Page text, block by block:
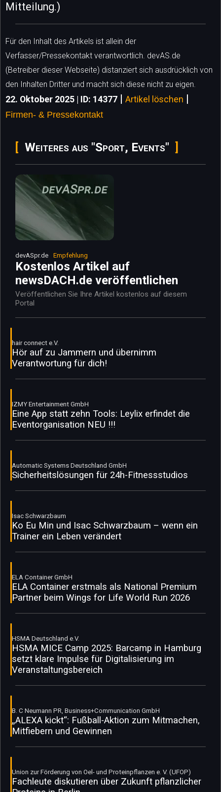
Mitteilung.)
Für den Inhalt des Artikels ist allein der
Verfasser/Pressekontakt verantwortlich. devAS.de
(Betreiber dieser Webseite) distanziert sich ausdrücklich von
den Inhalten Dritter und macht sich diese nicht zu eigen.
22. Oktober 2025 | ID: 14377 | Artikel löschen |
Firmen- & Pressekontakt
Weiteres aus "Sport, Events"
devASpr.de Empfehlung
Kostenlos Artikel auf
newsDACH.de veröffentlichen
Veröffentlichen Sie Ihre Artikel kostenlos auf diesem
Portal
hair connect e.V.
Hör auf zu Jammern und übernimm
Verantwortung für dich!
IZMY Entertainment GmbH
Eine App statt zehn Tools: Leylix erfindet die
Eventorganisation NEU !!!
Automatic Systems Deutschland GmbH
Sicherheitslösungen für 24h-Fitnessstudios
Isac Schwarzbaum
Ko Eu Min und Isac Schwarzbaum – wenn ein
Trainer ein Leben verändert
ELA Container GmbH
ELA Container erstmals als National Premium
Partner beim Wings for Life World Run 2026
HSMA Deutschland e.V.
HSMA MICE Camp 2025: Barcamp in Hamburg
setzt klare Impulse für Digitalisierung im
Veranstaltungsbereich
B. C Neumann PR, Business+Communication GmbH
„ALEXA kickt“: Fußball-Aktion zum Mitmachen,
Mitfiebern und Gewinnen
Union zur Förderung von Oel- und Proteinpflanzen e. V. (UFOP)
Fachleute diskutieren über Zukunft pflanzlicher